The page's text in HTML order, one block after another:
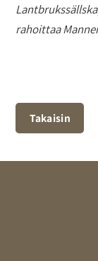
rahoittaa
Takaisin